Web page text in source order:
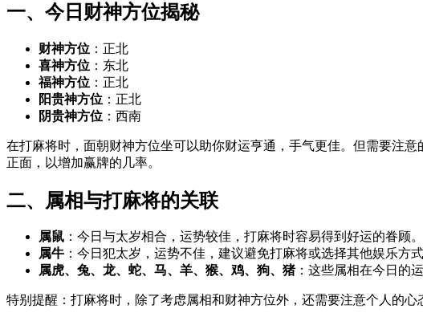
一、今日财神方位揭秘
财神方位 ：正北
喜神方位 ：东北
福神方位 ：正北
阳贵神方位 ：正北
阴贵神方位 ：西南
在打麻将时，面朝财神方位坐可以助你财运亨通，手气更佳。但需要注
正面，以增加赢牌的几率。
二、属相与打麻将的关联
属鼠 ：今日与太岁相合，运势较佳，打麻将时容易得到好运的眷顾。
属牛 ：今日犯太岁，运势不佳，建议避免打麻将或选择其他娱乐方式
属虎、兔、龙、蛇、马、羊、猴、鸡、狗、猪：这些属相在今日的
特别提醒：打麻将时，除了考虑属相和财神方位外，还需要注意个人的